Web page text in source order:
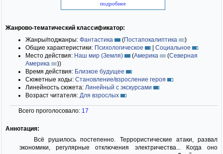
подробнее
Жанрово-тематический классификатор:
Жанры/поджанры: Фантастика (Постапокалиптика
)
Общие характеристики: Психологическое | Социальное
Место действия: Наш мир (Земля) (Америка (Северная
Америка
))
Время действия: Близкое будущее
Сюжетные ходы: Становление/взросление героя
Линейность сюжета: Линейный с экскурсами
Возраст читателя: Для взрослых
Всего проголосовало: 17
Аннотация:
Всё рушилось постепенно. Террористические атаки, развал
экономики, регулярные отключения электричества... Когда оно